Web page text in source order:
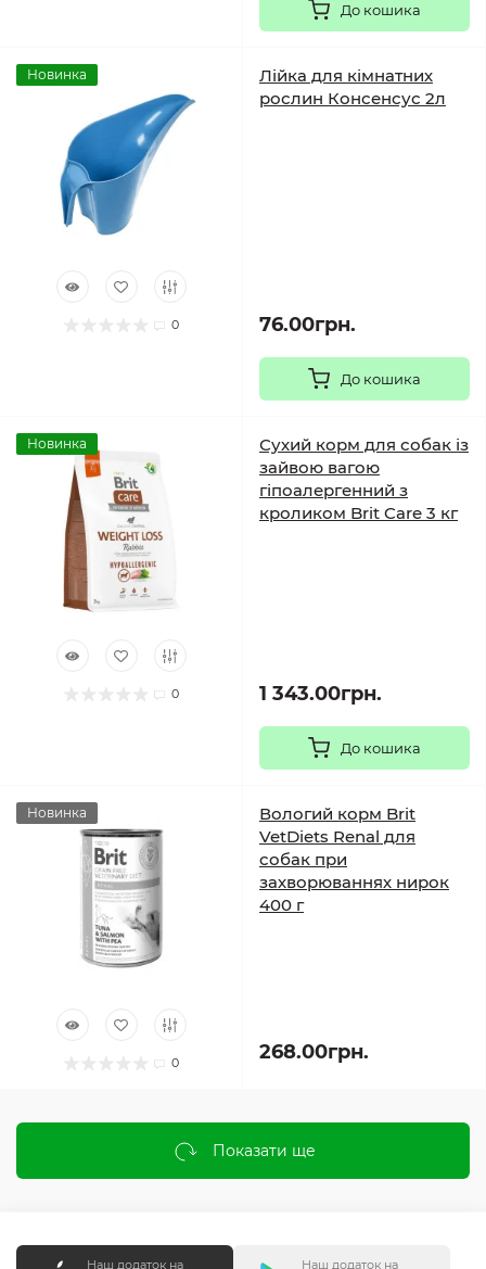
До кошика
Новинка
0
Лійка для кімнатних
рослин Консенсус 2л
76.00грн.
До кошика
Новинка
0
Сухий корм для собак із
зайвою вагою
гіпоалергенний з
кроликом Brit Care 3 кг
1 343.00грн.
До кошика
Новинка
0
Вологий корм Brit
VetDiets Renal для
собак при
захворюваннях нирок
400 г
268.00грн.
Показати ще
Наш додаток на Наш додаток на